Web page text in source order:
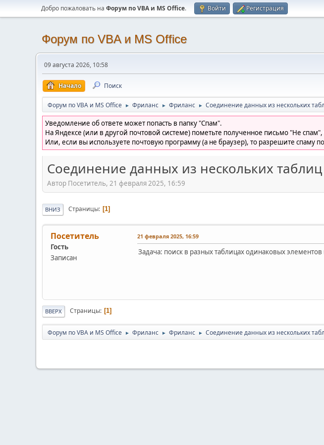
Добро пожаловать на Форум по VBA и MS Office. Войти Регистрация
Форум по VBA и MS Office
09 августа 2026, 10:58
Начало Поиск
Форум по VBA и MS Office ► Фриланс ► Фриланс ► Соединение данных из нескольких
Уведомление об ответе может попасть в папку "Спам".
На Яндексе (или в другой почтовой системе) пометьте полученное письмо "Не
Или, если вы используете почтовую программу (а не браузер), то разрешите спаму
Соединение данных из нескольких таблиц
Автор Посетитель, 21 февраля 2025, 16:59
ВНИЗ Страницы 1
Посетитель
Гость
Записан
21 февраля 2025, 16:59
Задача: поиск в разных таблицах одинаковых
ВВЕРХ Страницы 1
Форум по VBA и MS Office ► Фриланс ► Фриланс ► Соединение данных из нескольких